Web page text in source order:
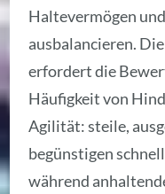
Haltevermögen
ausbalancieren.
erfordert die
Häufigkeit von
Agilität: steile,
begünstigen
während